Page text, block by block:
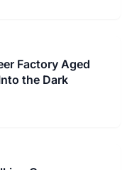
the Dark